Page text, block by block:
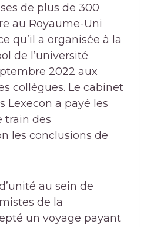
de plus de 300
au Royaume-Uni
qu’il a organisée à la
de l’université
2022 aux
collègues. Le cabinet
Lexecon a payé les
train des
les conclusions de
au sein de
de la
un voyage payant